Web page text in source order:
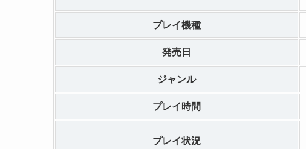
プレイ機種
発売日
ジャンル
プレイ時間
プレイ状況